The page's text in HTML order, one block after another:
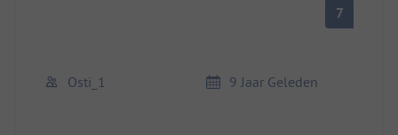
7
Osti_1 9 Jaar Geleden